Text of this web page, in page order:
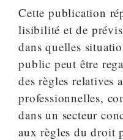
Cette publication
lisibilité et de
dans quelles
public peut être
des règles relatives
professionnelles,
dans un secteur
aux règles du droit